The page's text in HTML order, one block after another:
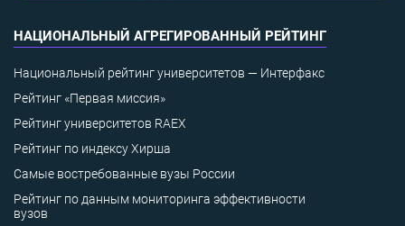
НАЦИОНАЛЬНЫЙ АГРЕГИРОВАННЫЙ РЕЙТИНГ
Национальный рейтинг университетов — Интерфакс
Рейтинг «Первая миссия»
Рейтинг университетов RAEX
Рейтинг по индексу Хирша
Самые востребованные вузы России
Рейтинг по данным мониторинга эффективности
вузов